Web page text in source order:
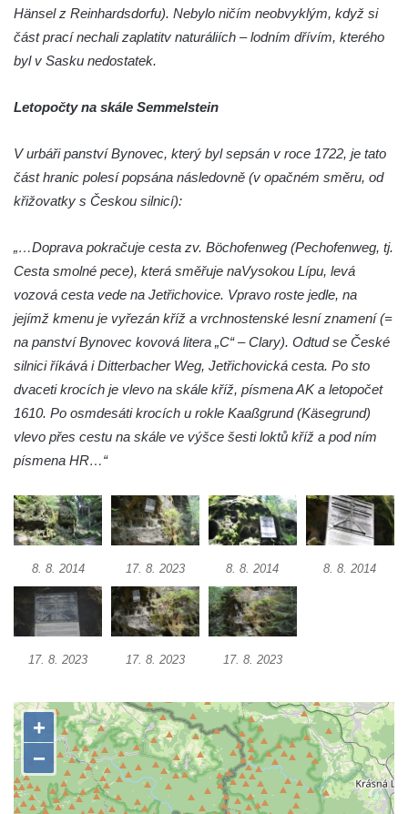
Vyhlídka Tři kříže
Hradiště Hrádek u Libochovan (vyhlídka)
Papststein (Saské Švýcarsko)
Jeskyně Idagrotte (Saské Švýcarsko)
Vyhlídka u symbolického horolezeckého
hřbitova ve skalách Nebeská říše u Ostrova
Skalní věž Doga v Tiských stěnách
Tiské stěny
Ledová stěna u Sýrového potoka v
Kyjovském údolí
Jeskyně víl v Kyjovském údolí
Vyhlídka nad přírodní rezervací Slunečná
stráň u Naučné stezky Pod Vysokým Ostrým
Vyhlídka Miloslava Draxla na Naučné
stezce Pod Vysokým Ostrým
Vyhlídka nad Brnou na Naučné stezce Pod
Vyhlídka Liščí kazatelna (Fuchskanzel) u
Lückendorfu
Vyhlídka Kočičí kameny východně od Lázní
Libverda
Skála Semmelstein v Jetřichovických
Hänsel z Reinhardsdorfu). Nebylo ničím neobvyklým, když si
část prací nechali zaplatitv naturáliích – lodním dřívím, kterého
byl v Sasku nedostatek.
Letopočty na skále Semmelstein
V urbáři panství Bynovec, který byl sepsán v roce 1722, je tato
část hranic polesí popsána následovně (v opačném směru, od
křižovatky s Českou silnicí):
„…Doprava pokračuje cesta zv. Böchofenweg (Pechofenweg, tj.
Cesta smolné pece), která směřuje naVysokou Lípu, levá
vozová cesta vede na Jetřichovice. Vpravo roste jedle, na
jejímž kmenu je vyřezán kříž a vrchnostenské lesní znamení (=
na panství Bynovec kovová litera „C“ – Clary). Odtud se České
silnici říkává i Ditterbacher Weg, Jetřichovická cesta. Po sto
dvaceti krocích je vlevo na skále kříž, písmena AK a letopočet
1610. Po osmdesáti krocích u rokle Kaaßgrund (Käsegrund)
vlevo přes cestu na skále ve výšce šesti loktů kříž a pod ním
písmena HR…“
8. 8. 2014 17. 8. 2023 8. 8. 2014 8. 8. 2014
17. 8. 2023 17. 8. 2023 17. 8. 2023